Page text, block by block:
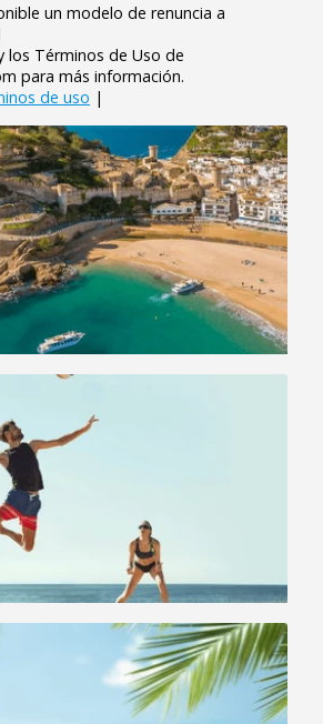
un modelo de renuncia a
los Términos de Uso de
para más información.
de uso |